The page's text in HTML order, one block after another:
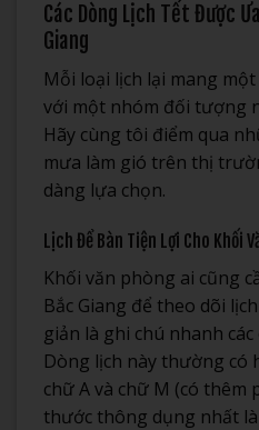
Các Dòng Lịch Tết Được
Giang
Mỗi loại lịch lại mang
với một nhóm đối tượng
Hãy cùng tôi điểm qua
mưa làm gió trên thị
dàng lựa chọn.
Lịch Để Bàn Tiện Lợi Cho Khối
Khối văn phòng ai cũng
Bắc Giang để theo dõi
giản là ghi chú nhanh các
Dòng lịch này thường có
chữ A và chữ M (có thêm
thước thông dụng nhất là